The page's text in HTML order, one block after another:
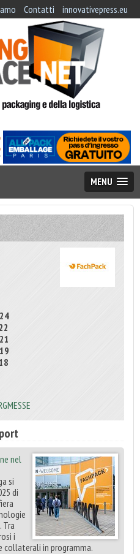
Contatti innovativepress.eu
MENU
nel
si
di
Tra
i
in programma.